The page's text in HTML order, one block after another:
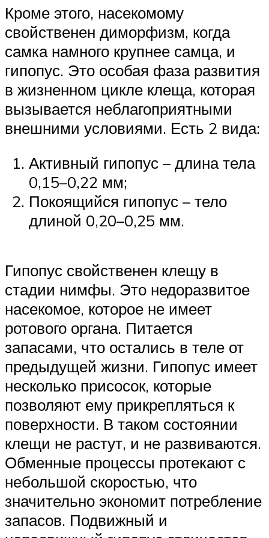
Кроме этого, насекомому
свойственен диморфизм, когда
самка намного крупнее самца, и
гипопус. Это особая фаза развития
в жизненном цикле клеща, которая
вызывается неблагоприятными
внешними условиями. Есть 2 вида:
Активный гипопус – длина тела
0,15–0,22 мм;
Покоящийся гипопус – тело
длиной 0,20–0,25 мм.
Гипопус свойственен клещу в
стадии нимфы. Это недоразвитое
насекомое, которое не имеет
ротового органа. Питается
запасами, что остались в теле от
предыдущей жизни. Гипопус имеет
несколько присосок, которые
позволяют ему прикрепляться к
поверхности. В таком состоянии
клещи не растут, и не развиваются.
Обменные процессы протекают с
небольшой скоростью, что
значительно экономит потребление
запасов. Подвижный и